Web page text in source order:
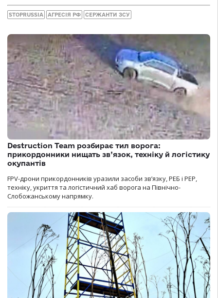
STOPRUSSIA АГРЕСІЯ РФ СЕРЖАНТИ ЗСУ
Destruction Team розбирає тил ворога:
прикордонники нищать зв’язок, техніку й логістику
окупантів
FPV-дрони прикордонників уразили засоби зв’язку, РЕБ і РЕР,
техніку, укриття та логістичний хаб ворога на Північно-
Слобожанському напрямку.